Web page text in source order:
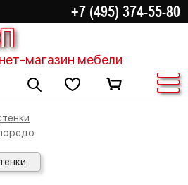
+7 (495) 374-55-80
магазин мебели